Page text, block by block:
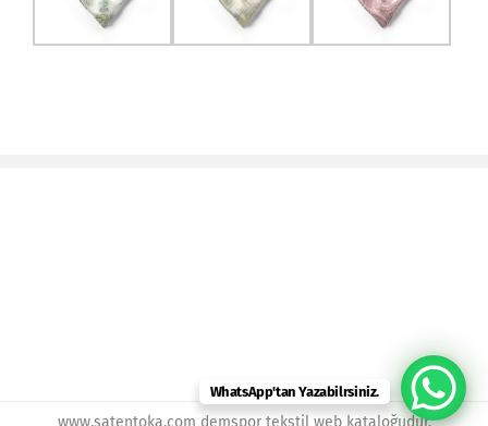
www.satentoka.com demspor tekstil web kataloğudur.
WhatsApp'tan Yazabilrsiniz.